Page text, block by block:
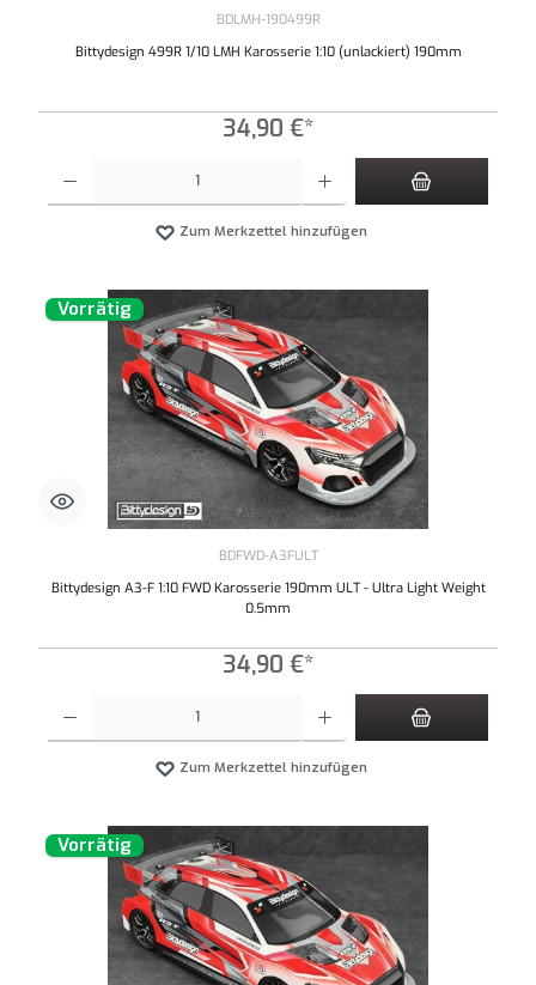
BDLMH-190499R
Bittydesign 499R 1/10 LMH Karosserie 1:10 (unlackiert) 190mm
34,90 €*
Zum Merkzettel hinzufügen
Vorrätig
BDFWD-A3FULT
Bittydesign A3-F 1:10 FWD Karosserie 190mm ULT - Ultra Light Weight
0.5mm
34,90 €*
Zum Merkzettel hinzufügen
Vorrätig